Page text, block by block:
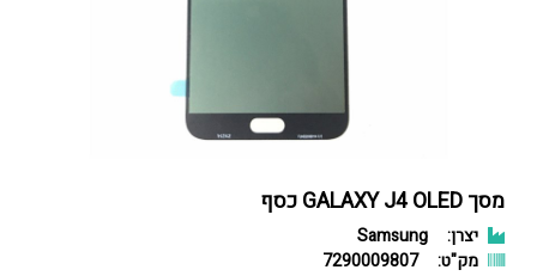
מסך GALAXY J4 OLED כסף
יצרן:
Samsung
מק"ט:
7290009807